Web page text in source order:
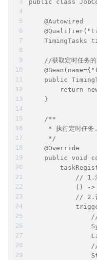
public class
    @Autowired
TimingTasks
//获取定时任务
public
return
    }
    /**
     * 执行定时任务.
     */
    @Override
public void
// 1.
() ->
// 2.
//
//